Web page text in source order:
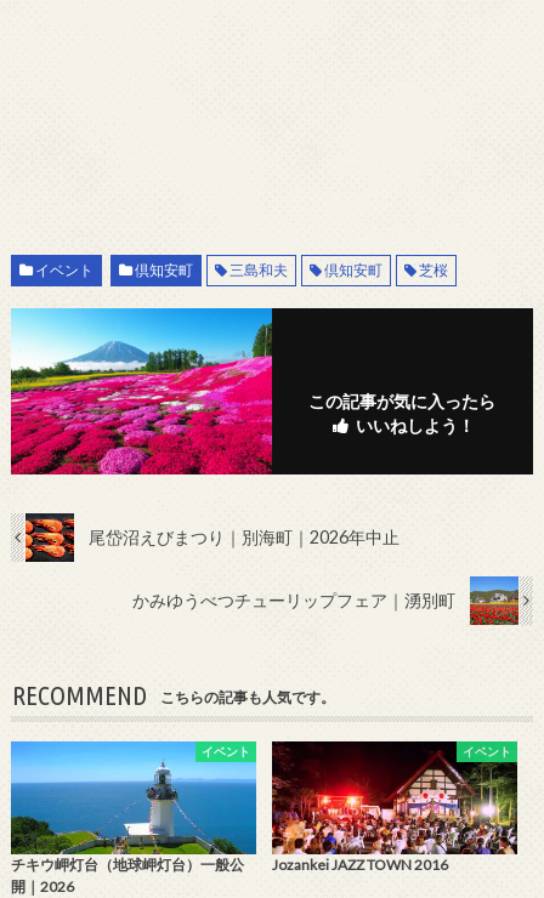
イベント 倶知安町 三島和夫 倶知安町 芝桜
この記事が気に入ったら
いいねしよう！
尾岱沼えびまつり｜別海町｜2026年中止
かみゆうべつチューリップフェア｜湧別町
RECOMMEND こちらの記事も人気です。
イベント
チキウ岬灯台（地球岬灯台）一般公
開｜2026
イベント
Jozankei JAZZ TOWN 2016